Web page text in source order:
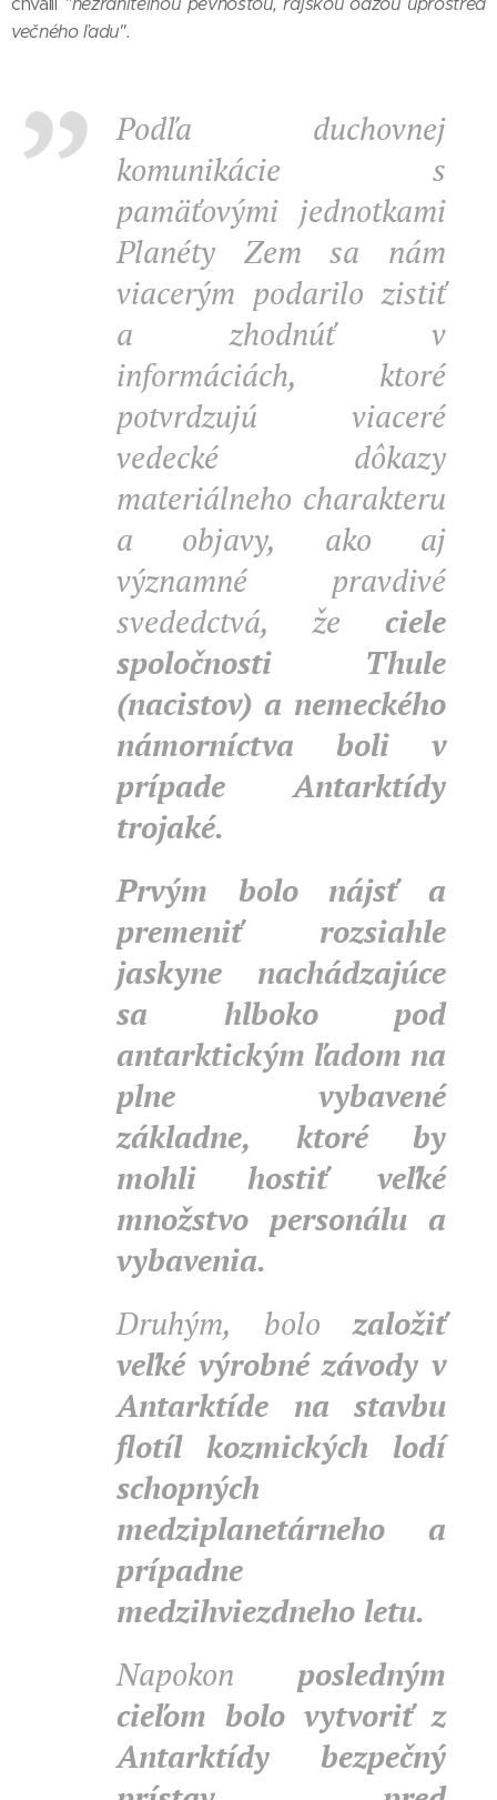
večného ľadu".
Podľa duchovnej
komunikácie s
pamäťovými jednotkami
Planéty Zem sa nám
viacerým podarilo zistiť
a zhodnúť v
informáciách, ktoré
potvrdzujú viaceré
vedecké dôkazy
materiálneho charakteru
a objavy, ako aj
významné pravdivé
svededctvá, že ciele
spoločnosti Thule
(nacistov) a nemeckého
námorníctva boli v
prípade Antarktídy
trojaké.
Prvým bolo nájsť a
premeniť rozsiahle
jaskyne nachádzajúce
sa hlboko pod
antarktickým ľadom na
plne vybavené
základne, ktoré by
mohli hostiť veľké
množstvo personálu a
vybavenia.
Druhým, bolozaložiť
veľké výrobné závody v
Antarktíde na stavbu
flotíl kozmických lodí
schopných
medziplanetárneho a
prípadne
medzihviezdneho letu.
Napokon posledným
cieľom bolo vytvoriť z
Antarktídy bezpečný